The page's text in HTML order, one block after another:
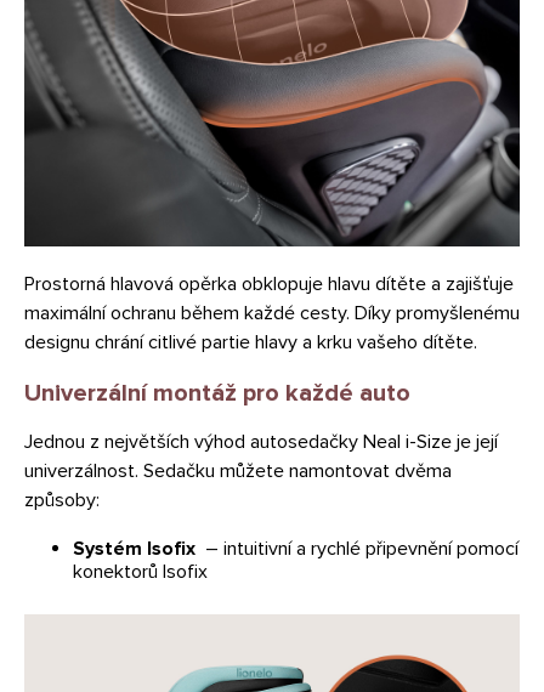
Prostorná hlavová opěrka obklopuje hlavu dítěte a zajišťuje
maximální ochranu během každé cesty. Díky promyšlenému
designu chrání citlivé partie hlavy a krku vašeho dítěte.
Univerzální montáž pro každé auto
Jednou z největších výhod autosedačky Neal i-Size je její
univerzálnost. Sedačku můžete namontovat dvěma
způsoby:
Systém Isofix – intuitivní a rychlé připevnění pomocí
konektorů Isofix